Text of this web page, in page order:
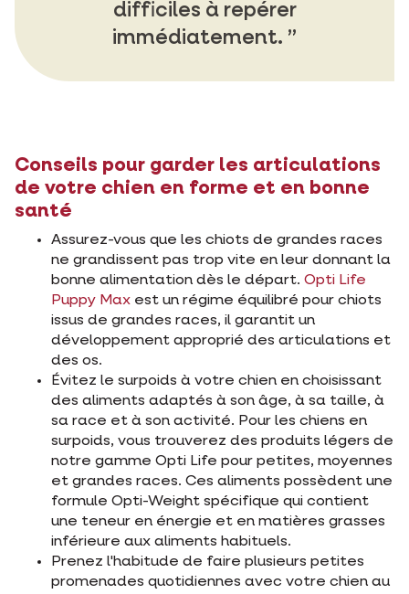
difficiles à repérer
immédiatement.
Conseils pour garder les articulations
de votre chien en forme et en bonne
santé
Assurez-vous que les chiots de grandes races
ne grandissent pas trop vite en leur donnant la
bonne alimentation dès le départ. Opti Life
Puppy Max est un régime équilibré pour chiots
issus de grandes races, il garantit un
développement approprié des articulations et
des os.
Évitez le surpoids à votre chien en choisissant
des aliments adaptés à son âge, à sa taille, à
sa race et à son activité. Pour les chiens en
surpoids, vous trouverez des produits légers de
notre gamme Opti Life pour petites, moyennes
et grandes races. Ces aliments possèdent une
formule Opti-Weight spécifique qui contient
une teneur en énergie et en matières grasses
inférieure aux aliments habituels.
Prenez l'habitude de faire plusieurs petites
promenades quotidiennes avec votre chien au